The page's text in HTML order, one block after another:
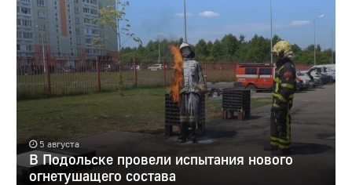
5 августа
В Подольске провели испытания нового
огнетушащего состава